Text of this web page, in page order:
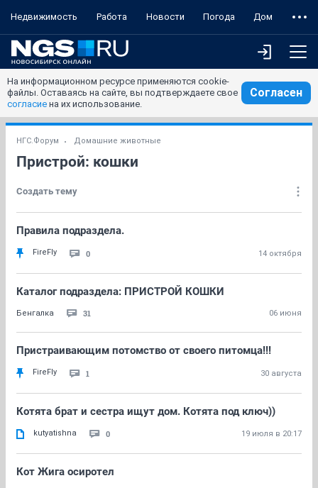
Недвижимость Работа Новости Погода Дом
На информационном ресурсе применяются cookie-
файлы. Оставаясь на сайте, вы подтверждаете свое
согласие на их использование.
Согласен
НГС.Форум Домашние животные
Пристрой: кошки
Создать тему
Правила подраздела.
FireFly 0 14 октября
Каталог подраздела: ПРИСТРОЙ КОШКИ
Бенгалка 31 06 июня
Пристраивающим потомство от своего питомца!!!
FireFly 1 30 августа
Котята брат и сестра ищут дом. Котята под ключ))
kutyatishna 0 19 июля в 20:17
Кот Жига осиротел